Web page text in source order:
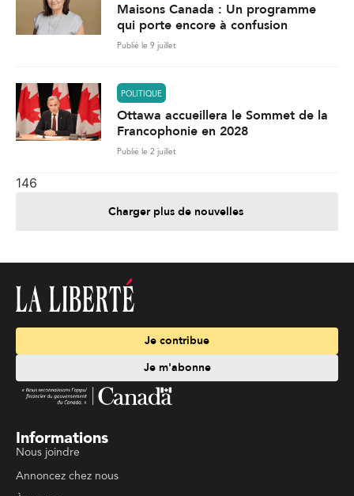
Maisons Canada : Un programme
qui porte encore à confusion
Publié le 9 juillet
POLITIQUE
Ottawa accueillera le Sommet de la
Francophonie en 2028
Publié le 2 juillet
146
Charger plus de nouvelles
Je contribue
Je m'abonne
Informations
Nous joindre
Annoncez chez nous